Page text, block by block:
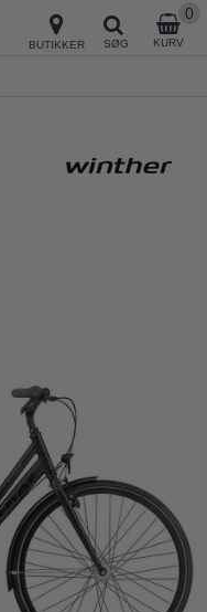
BUTIKKER SØG KURV
0